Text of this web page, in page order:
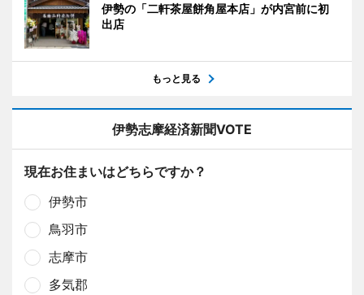
伊勢の「二軒茶屋餅角屋本店」が内宮前に初
出店
もっと見る
伊勢志摩経済新聞VOTE
現在お住まいはどちらですか？
伊勢市
鳥羽市
志摩市
多気郡